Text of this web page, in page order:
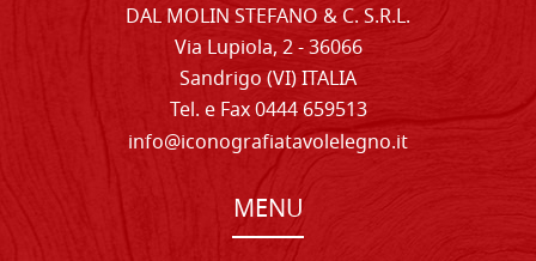
DAL MOLIN STEFANO & C. S.R.L.
Via Lupiola, 2 - 36066
Sandrigo (VI) ITALIA
Tel. e Fax 0444 659513
info@iconografiatavolelegno.it
MENU